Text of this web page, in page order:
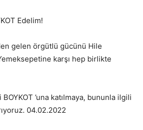
Edelim!
gelen örgütlü gücünü Hile
karşı hep birlikte
’una katılmaya, bununla ilgili
04.02.2022